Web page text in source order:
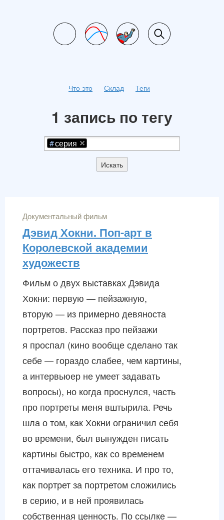
Что это Склад Теги
1 запись по тегу
серия
Искать
Документальный фильм
Дэвид Хокни. Поп-арт в
Королевской академии
художеств
Фильм о двух выставках Дэвида
Хокни: первую — пейзажную,
вторую — из примерно девяноста
портретов. Рассказ про пейзажи
я проспал (кино вообще сделано так
себе — гораздо слабее, чем картины,
а интервьюер не умеет задавать
вопросы), но когда проснулся, часть
про портреты меня вштырила. Речь
шла о том, как Хокни ограничил себя
во времени, был вынужден писать
картины быстро, как со временем
оттачивалась его техника. И про то,
как портрет за портретом сложились
в серию, и в ней проявилась
собственная ценность. По ссылке —